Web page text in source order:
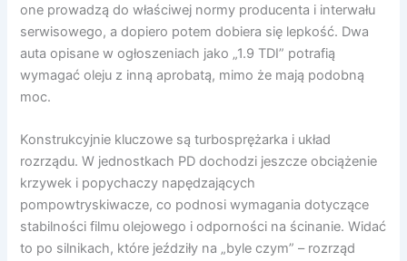
one prowadzą do właściwej normy producenta i interwału
serwisowego, a dopiero potem dobiera się lepkość. Dwa
auta opisane w ogłoszeniach jako „1.9 TDI” potrafią
wymagać oleju z inną aprobatą, mimo że mają podobną
moc.
Konstrukcyjnie kluczowe są turbosprężarka i układ
rozrządu. W jednostkach PD dochodzi jeszcze obciążenie
krzywek i popychaczy napędzających
pompowtryskiwacze, co podnosi wymagania dotyczące
stabilności filmu olejowego i odporności na ścinanie. Widać
to po silnikach, które jeździły na „byle czym” – rozrząd